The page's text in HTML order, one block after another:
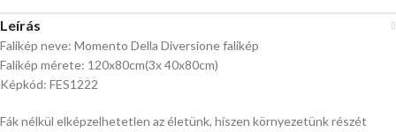
Leírás
Falikép neve: Momento Della Diversione falikép
Falikép mérete: 120x80cm(3x 40x80cm)
Képkód: FES1222
Fák nélkül elképzelhetetlen az életünk, hiszen környezetünk részét